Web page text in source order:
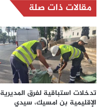
مقالات ذات صلة
تدخلات استباقية لفرق المديرية
الإقليمية بن امسيك، سيدي